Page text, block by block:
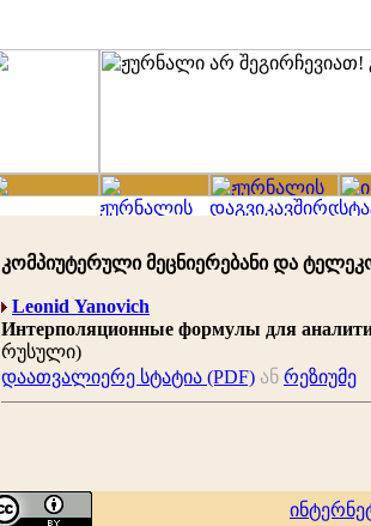
კომპიუტერული მეცნიერებანი და
Leonid Yanovich
Интерполяционные формулы для
რუსული)
დაათვალიერე სტატია (PDF) ან რეზიუმე